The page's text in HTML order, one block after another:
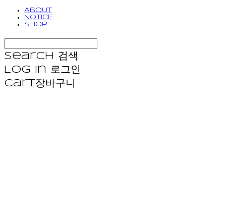
ABOUT
NOTICE
SHOP
Search
검색
Log In 로그인
Cart장바구니